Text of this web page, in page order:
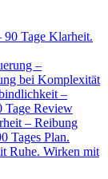
Tage Klarheit.
–
bei Komplexität
–
Tage Review
– Reibung
Tages Plan.
Ruhe. Wirken mit